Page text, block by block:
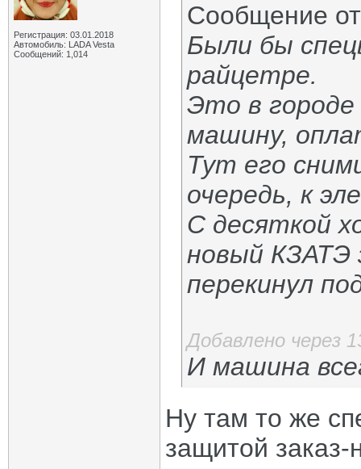
Регистрация: 03.01.2018
Автомобиль: LADA Vesta
Сообщений: 1,014
Сообщение
Были бы
райцетре.
Это в городе
машину,
Тут его
очередь, к
С десяткой
новый КЗАТЭ
перекинул
Добавлено через
И машина
Ну там то же
защитой заказ-